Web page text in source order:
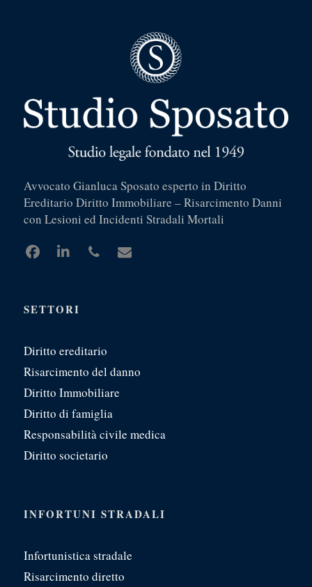
Avvocato Gianluca Sposato esperto in Diritto
Ereditario Diritto Immobiliare – Risarcimento Danni
con Lesioni ed Incidenti Stradali Mortali
SETTORI
Diritto ereditario
Risarcimento del danno
Diritto Immobiliare
Diritto di famiglia
Responsabilità civile medica
Diritto societario
INFORTUNI STRADALI
Infortunistica stradale
Risarcimento diretto